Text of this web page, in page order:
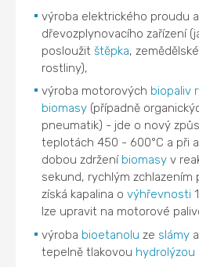
výroba elektrického proudu
dřevozplynovacího zařízení
posloužitštěpka, zemědělské
rostliny),
výroba motorových biopaliv
biomasy (případně
pneumatik) - jde o nový
teplotách 450 - 600°C a při
dobou zdržení biomasy v
sekund, rychlým zchlazením
získá kapalina ovýhřevnosti
lze upravit na motorové
výroba bioetanolu ze slámy
tepelně tlakovou hydrolýzou